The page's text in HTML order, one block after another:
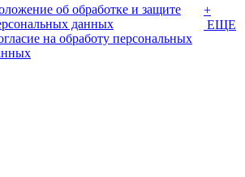
об обработке и защите
данных
на обработу персональных
+
ЕЩЕ